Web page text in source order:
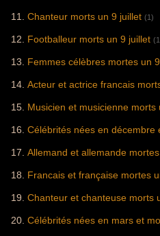
Chanteur morts un 9 juillet (1)
Footballeur morts un 9 juillet
Femmes célèbres mortes un
Acteur et actrice francais
Musicien et musicienne morts
Célébrités nées en décembre
Allemand et allemande
Francais et française mortes
Chanteur et chanteuse morts
Célébrités nées en mars et